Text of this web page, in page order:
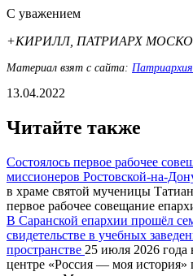
С уважением
+КИРИЛЛ, ПАТРИАРХ
Материал взят с сайта:
13.04.2022
Читайте также
Состоялось первое рабочее
миссионеров Ростовской-на-
в храме святой мученицы
первое рабочее совещание
В Саранской епархии прошёл
свидетельстве в учебных
пространстве 25 июля 2026 года
центре «Россия — моя история»